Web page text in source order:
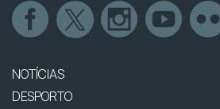
NOTÍCIAS
DESPORTO